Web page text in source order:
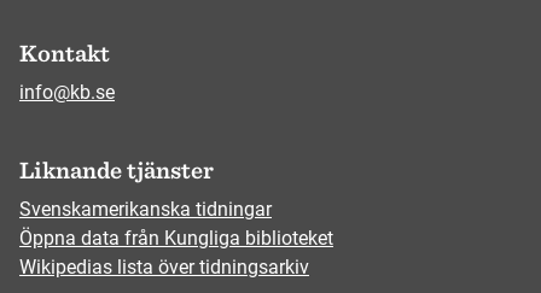
Kontakt
info@kb.se
Liknande tjänster
Svenskamerikanska tidningar
Öppna data från Kungliga biblioteket
Wikipedias lista över tidningsarkiv